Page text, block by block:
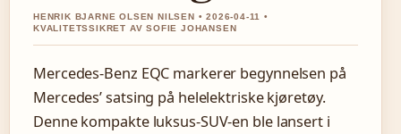
HENRIK BJARNE OLSEN NILSEN • 2026-04-11 •
KVALITETSSIKRET AV SOFIE JOHANSEN
Mercedes-Benz EQC markerer begynnelsen på
Mercedes’ satsing på helelektriske kjøretøy.
Denne kompakte luksus-SUV-en ble lansert i